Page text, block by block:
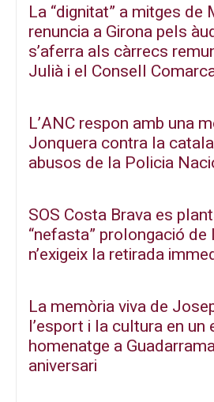
La “dignitat” a mitges de
renuncia a Girona pels
s’aferra als càrrecs
Julià i el Consell
L’ANC respon amb una
Jonquera contra la
abusos de la Policia
SOS Costa Brava es
“nefasta” prolongació de
n’exigeix la retirada
La memòria viva de
l’esport i la cultura en un
homenatge a
aniversari